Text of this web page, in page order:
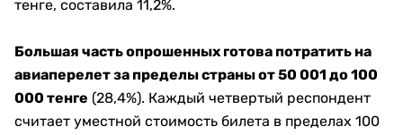
тенге, составила 11,2%.
Большая часть опрошенных готова потратить на
авиаперелет за пределы страны от 50 001 до 100
000 тенге (28,4%). Каждый четвертый респондент
считает уместной стоимость билета в пределах 100